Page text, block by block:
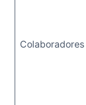
Colaboradores